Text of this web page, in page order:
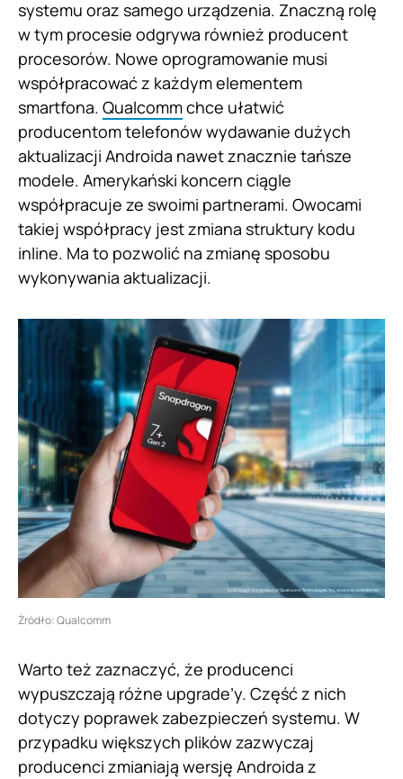
systemu oraz samego urządzenia. Znaczną rolę
w tym procesie odgrywa również producent
procesorów. Nowe oprogramowanie musi
współpracować z każdym elementem
smartfona. Qualcommchce ułatwić
producentom telefonów wydawanie dużych
aktualizacji Androida nawet znacznie tańsze
modele. Amerykański koncern ciągle
współpracuje ze swoimi partnerami. Owocami
takiej współpracy jest zmiana struktury kodu
inline. Ma to pozwolić na zmianę sposobu
wykonywania aktualizacji.
Źródło: Qualcomm
Warto też zaznaczyć, że producenci
wypuszczają różne upgrade’y. Część z nich
dotyczy poprawek zabezpieczeń systemu. W
przypadku większych plików zazwyczaj
producenci zmianiają wersję Androida z